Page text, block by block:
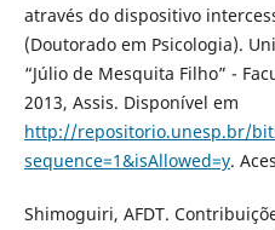
através do dispositivo
(Doutorado em Psicologia).
“Júlio de Mesquita Filho” -
2013, Assis. Disponível em
http://repositorio.unesp.br/
sequence=1&isAllowed=y.
Shimoguiri, AFDT.